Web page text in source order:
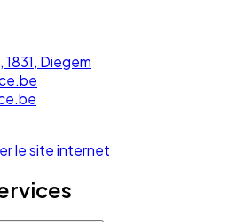
Diegem
le site internet